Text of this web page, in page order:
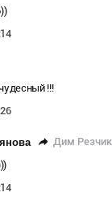
!!!
Дим